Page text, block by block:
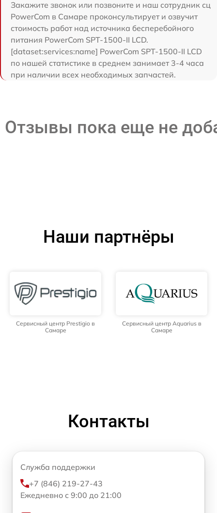
Закажите звонок или позвоните и наш сотрудник сц
PowerCom в Самаре проконсультирует и озвучит
стоимость работ над источника бесперебойного
питания PowerCom SPT-1500-II LCD.
[dataset:services:name] PowerCom SPT-1500-II LCD
по нашей статистике в среднем занимает 3-4 часа
при наличии всех необходимых запчастей.
Отзывы пока еще не
Наши партнёры
Сервисный центр Prestigio в
Самаре
Сервисный центр Aquarius в
Самаре
Контакты
Служба поддержки
+7 (846) 219-27-43
Ежедневно с 9:00 до 21:00